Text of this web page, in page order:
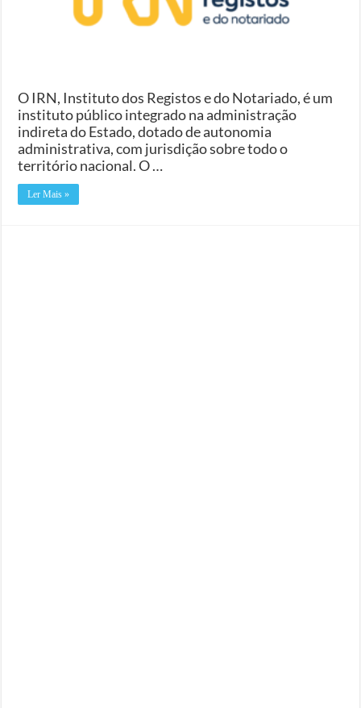
O IRN, Instituto dos Registos e do Notariado, é um
instituto público integrado na administração
indireta do Estado, dotado de autonomia
administrativa, com jurisdição sobre todo o
território nacional. O …
Ler Mais »